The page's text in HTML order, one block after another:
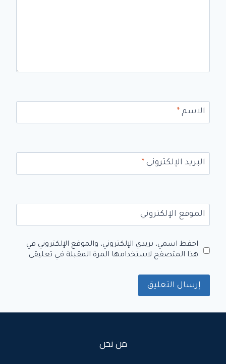
الاسم *
البريد الإلكتروني *
الموقع الإلكتروني
احفظ اسمي، بريدي الإلكتروني، والموقع الإلكتروني في
هذا المتصفح لاستخدامها المرة المقبلة في تعليقي.
من نحن